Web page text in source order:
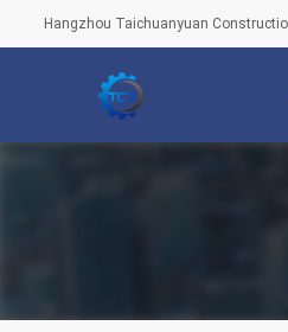
Hangzhou Taichuanyuan